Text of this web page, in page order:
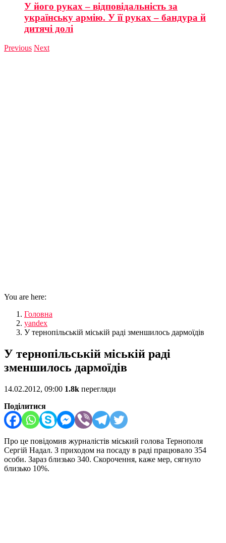
У його руках – відповідальність за
українську армію. У її руках – бандура й
дитячі долі
Previous Next
You are here:
Головна
yandex
У тернопільській міській раді зменшилось дармоїдів
У тернопільській міській раді
зменшилось дармоїдів
14.02.2012, 09:00 1.8k перегляди
Поділитися
Про це повідомив журналістів міський голова Тернополя
Сергій Надал. З приходом на посаду в раді працювало 354
особи. Зараз близько 340. Скорочення, каже мер, сягнуло
близько 10%.